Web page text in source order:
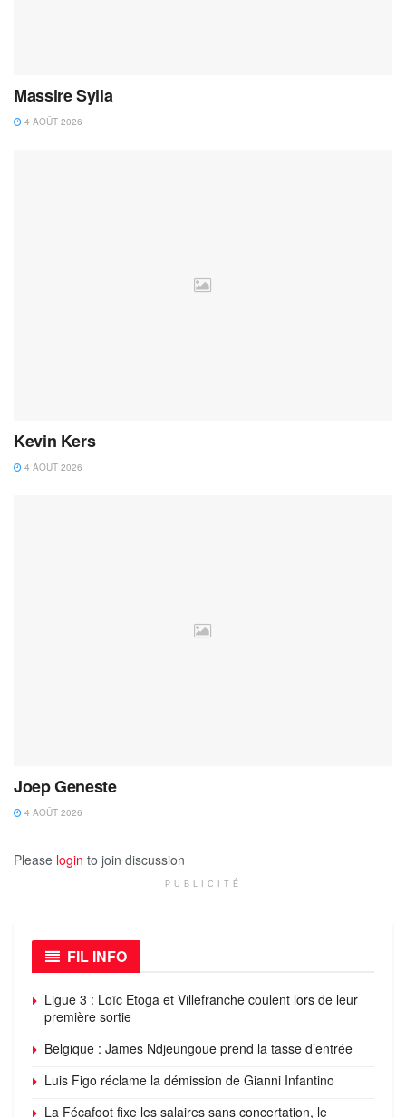
Massire Sylla
4 AOÛT 2026
Kevin Kers
4 AOÛT 2026
Joep Geneste
4 AOÛT 2026
Please login to join discussion
PUBLICITÉ
FIL INFO
Ligue 3 : Loïc Etoga et Villefranche coulent lors de leur
première sortie
Belgique : James Ndjeungoue prend la tasse d’entrée
Luis Figo réclame la démission de Gianni Infantino
La Fécafoot fixe les salaires sans concertation, le